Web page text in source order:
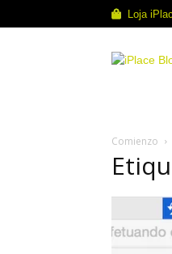
Loja
Comienzo